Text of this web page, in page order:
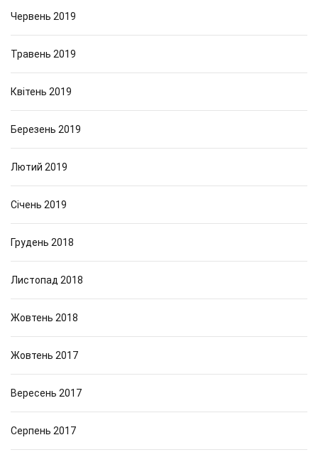
Червень 2019
Травень 2019
Квітень 2019
Березень 2019
Лютий 2019
Січень 2019
Грудень 2018
Листопад 2018
Жовтень 2018
Жовтень 2017
Вересень 2017
Серпень 2017